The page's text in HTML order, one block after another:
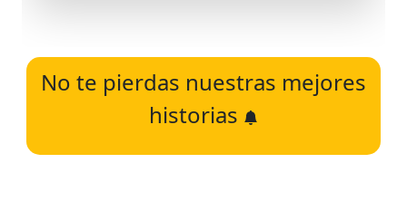
No te pierdas nuestras mejores
historias